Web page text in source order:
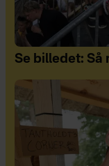
Se billedet: